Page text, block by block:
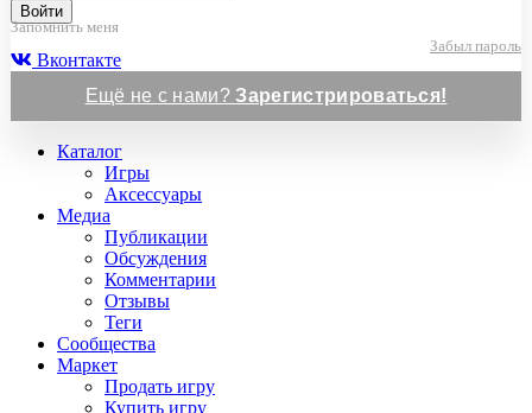
Войти
Запомнить меня
Забыл пароль
Вконтакте
Ещё не с нами?Зарегистрироваться!
Каталог
Игры
Аксессуары
Медиа
Публикации
Обсуждения
Комментарии
Отзывы
Теги
Сообщества
Маркет
Продать игру
Купить игру